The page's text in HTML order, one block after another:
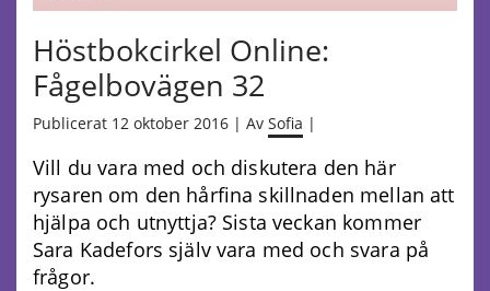
Höstbokcirkel Online:
Fågelbovägen 32
Publicerat 12 oktober 2016 | Av Sofia |
Vill du vara med och diskutera den här
rysaren om den hårfina skillnaden mellan att
hjälpa och utnyttja? Sista veckan kommer
Sara Kadefors själv vara med och svara på
frågor.